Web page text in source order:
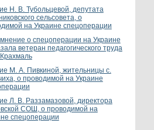
Н. В. Тубольцевой, депутата
сельсовета, о
на Украине спецоперации
о спецоперации на Украине
ветеран педагогического труда
М. А. Пивкиной, жительницы с.
о проводимой на Украине
Л. В. Раззамазовой, директора
СОШ, о проводимой на
спецоперации